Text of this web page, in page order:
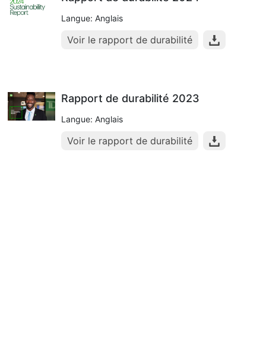
Langue: Anglais
Voir le rapport de durabilité
Rapport de durabilité 2023
Langue: Anglais
Voir le rapport de durabilité